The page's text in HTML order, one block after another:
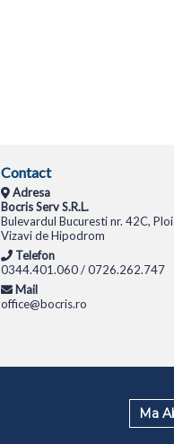
Ma
Contact
Adresa
Bocris Serv S.R.L.
Bulevardul Bucuresti nr. 42C,
Vizavi de Hipodrom
Telefon
0344.401.060 / 0726.262.747
Mail
office@bocris.ro